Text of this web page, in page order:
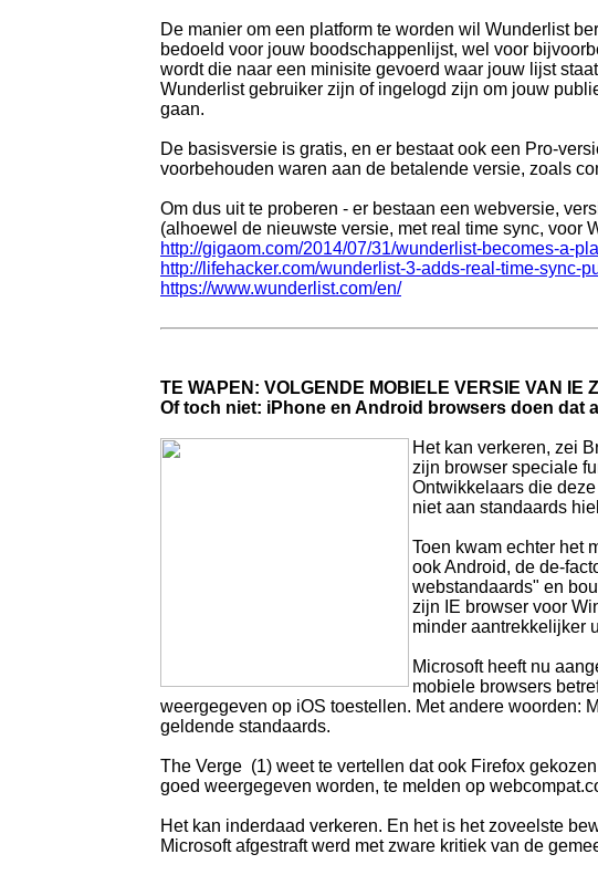
De manier om een platform te worden wil Wunderlist
bedoeld voor jouw boodschappenlijst, wel voor
wordt die naar een minisite gevoerd waar jouw lijst
Wunderlist gebruiker zijn of ingelogd zijn om jouw
gaan.
De basisversie is gratis, en er bestaat ook een Pro-
voorbehouden waren aan de betalende versie, zoals
Om dus uit te proberen - er bestaan een webversie,
(alhoewel de nieuwste versie, met real time sync, voor
http://gigaom.com/2014/07/31/wunderlist-becomes-a-
http://lifehacker.com/wunderlist-3-adds-real-time-sync-
https://www.wunderlist.com/en/
TE WAPEN: VOLGENDE MOBIELE VERSIE VAN
Of toch niet: iPhone en Android browsers doen dat
Het kan verkeren, zei
zijn browser speciale
Ontwikkelaars die
niet aan standaards
Toen kwam echter het
ook Android, de de-
webstandaards" en
zijn IE browser voor
minder aantrekkelijker
Microsoft heeft nu
mobiele browsers
weergegeven op iOS toestellen. Met andere woorden:
geldende standaards.
The Verge (1) weet te vertellen dat ook Firefox
goed weergegeven worden, te melden op
Het kan inderdaad verkeren. En het is het zoveelste
Microsoft afgestraft werd met zware kritiek van de